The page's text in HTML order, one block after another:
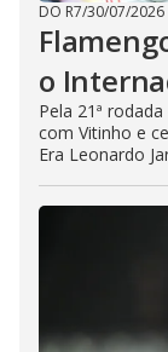
DO R7/30/07/2026
o
Pela 21ª
com Vitinho e
Era Leonardo